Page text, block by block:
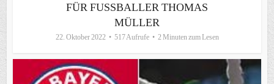
FÜR FUSSBALLER THOMAS M
ÜLLER
22. Oktober 2022 517 Aufrufe 2 Minuten zum Lesen